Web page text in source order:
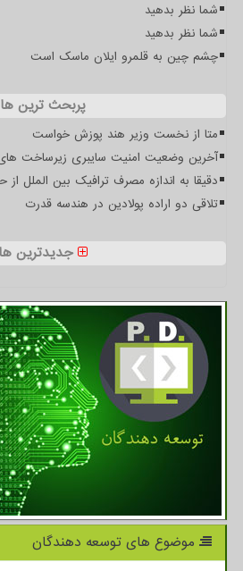
شما نظر بدهید
شما نظر بدهید
چشم چین به قلمرو ایلان ماسک است
پربحث ترین ها
متا از نخست وزیر هند پوزش خواست
آخرین وضعیت امنیت سایبری زیرساخت
دقیقا به اندازه مصرف ترافیک بین الملل
تلاقی دو اراده پولادین در هندسه قدرت
جدیدترین ها
موضوع های توسعه دهندگان